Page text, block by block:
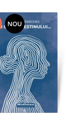
NOU